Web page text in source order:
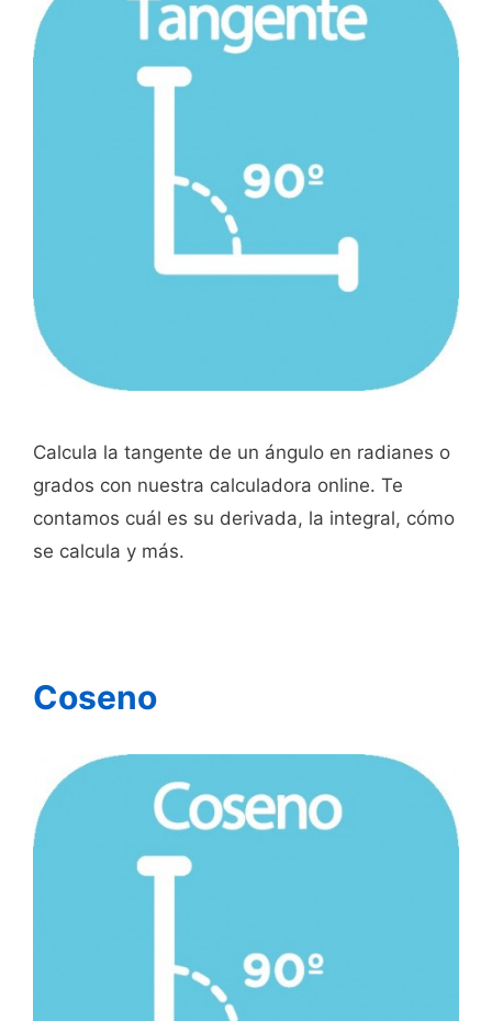
Calcula la tangente de un ángulo en radianes o
grados con nuestra calculadora online. Te
contamos cuál es su derivada, la integral, cómo
se calcula y más.
Coseno